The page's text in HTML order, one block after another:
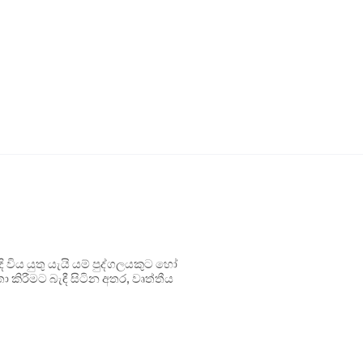
යුතු යැයි යම් පුද්ගලයකුට හෝ
කිරීමට බැඳී සිටින අතර, වෘත්තීය